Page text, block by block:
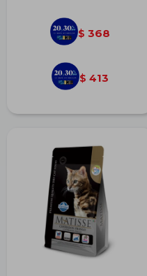
$ 368
$ 413